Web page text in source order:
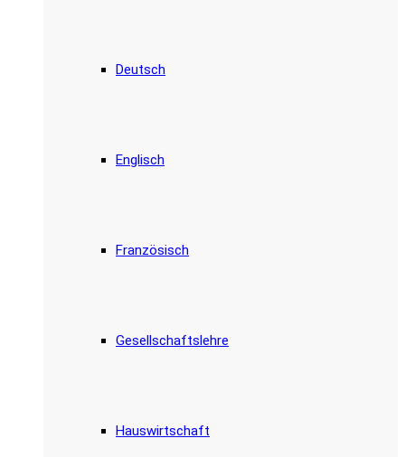
Deutsch
Englisch
Französisch
Gesellschaftslehre
Hauswirtschaft